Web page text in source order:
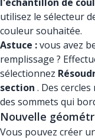
utilisez le sélecteur
couleur souhaitée.
Astuce :vous avez
remplissage ?
sélectionnez
section . Des
des sommets qui
Nouvelle
Vous pouvez créer